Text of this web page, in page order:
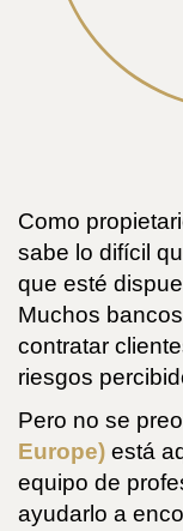
Como
sabe lo difícil
que esté
Muchos
contratar
riesgos
Pero no se
Europe) está
equipo de
ayudarlo a